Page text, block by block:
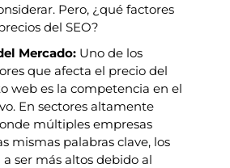
Pero, ¿qué factores
del SEO?
Mercado: Uno de los
que afecta el precio del
web es la competencia en el
En sectores altamente
múltiples empresas
mismas palabras clave, los
ser más altos debido al